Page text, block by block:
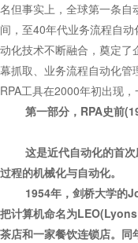
名但事实上，全球第一条
间，至40年代业务流程自
动化技术不断融合，奠定
幕抓取、业务流程自动化管
RPA工具在2000年初出现，
第一部分，RPA史前
这是近代自动化的首次
过程的机械化与自动化。
1954年，剑桥大学的
把计算机命名为
茶店和一家餐饮连锁店。